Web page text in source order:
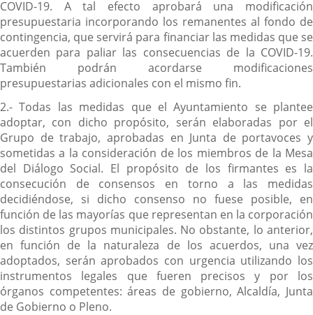
COVID-19. A tal efecto aprobará una modificación
presupuestaria incorporando los remanentes al fondo de
contingencia, que servirá para financiar las medidas que se
acuerden para paliar las consecuencias de la COVID-19.
También podrán acordarse modificaciones
presupuestarias adicionales con el mismo fin.
2.- Todas las medidas que el Ayuntamiento se plantee
adoptar, con dicho propósito, serán elaboradas por el
Grupo de trabajo, aprobadas en Junta de portavoces y
sometidas a la consideración de los miembros de la Mesa
del Diálogo Social. El propósito de los firmantes es la
consecución de consensos en torno a las medidas
decidiéndose, si dicho consenso no fuese posible, en
función de las mayorías que representan en la corporación
los distintos grupos municipales. No obstante, lo anterior,
en función de la naturaleza de los acuerdos, una vez
adoptados, serán aprobados con urgencia utilizando los
instrumentos legales que fueren precisos y por los
órganos competentes: áreas de gobierno, Alcaldía, Junta
de Gobierno o Pleno.